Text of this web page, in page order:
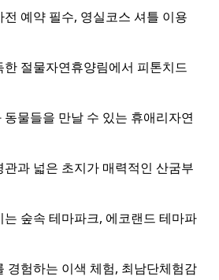
예약 필수, 영실코스 셔틀 이용
한 절물자연휴양림에서 피톤치드
물들을 만날 수 있는 휴애리자연
과 넓은 초지가 매력적인 산굼부
는 숲속 테마파크, 에코랜드 테마파
경험하는 이색 체험, 최남단체험감